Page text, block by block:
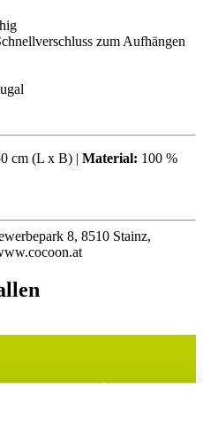
zum Aufhängen
cm (L x B) | Material: 100 %
8, 8510 Stainz,